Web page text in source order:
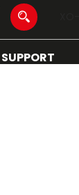
SUPPORT